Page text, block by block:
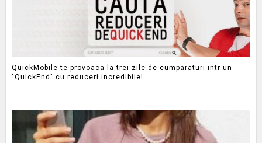
QuickMobile te provoaca la trei zile de cumparaturi intr-un
"QuickEnd" cu reduceri incredibile!